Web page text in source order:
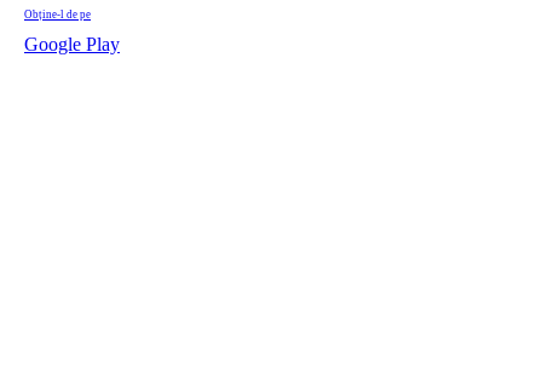
Obține-l de pe
Google Play